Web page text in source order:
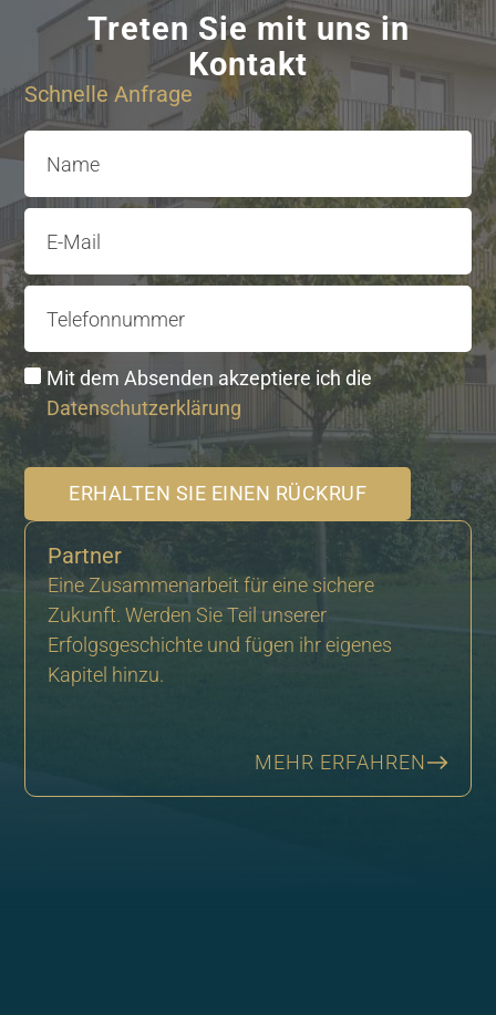
Treten Sie mit uns in
Kontakt
Schnelle Anfrage
Name
E-Mail
Telefonnummer
Mit dem Absenden akzeptiere ich die
Datenschutzerklärung
ERHALTEN SIE EINEN RÜCKRUF
Partner
Eine Zusammenarbeit für eine sichere
Zukunft. Werden Sie Teil unserer
Erfolgsgeschichte und fügen ihr eigenes
Kapitel hinzu.
MEHR ERFAHREN